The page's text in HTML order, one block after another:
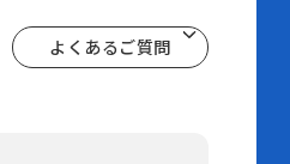
よくあるご質問